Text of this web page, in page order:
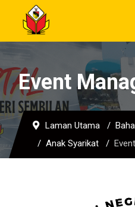
Event
Laman Utama
Anak Syarikat